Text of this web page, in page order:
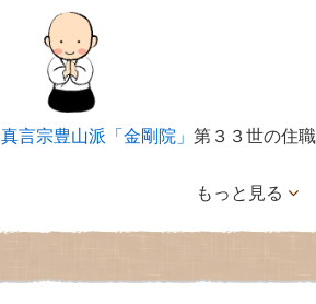
真言宗豊山派「金剛院」 第３３世の住職
もっと見る